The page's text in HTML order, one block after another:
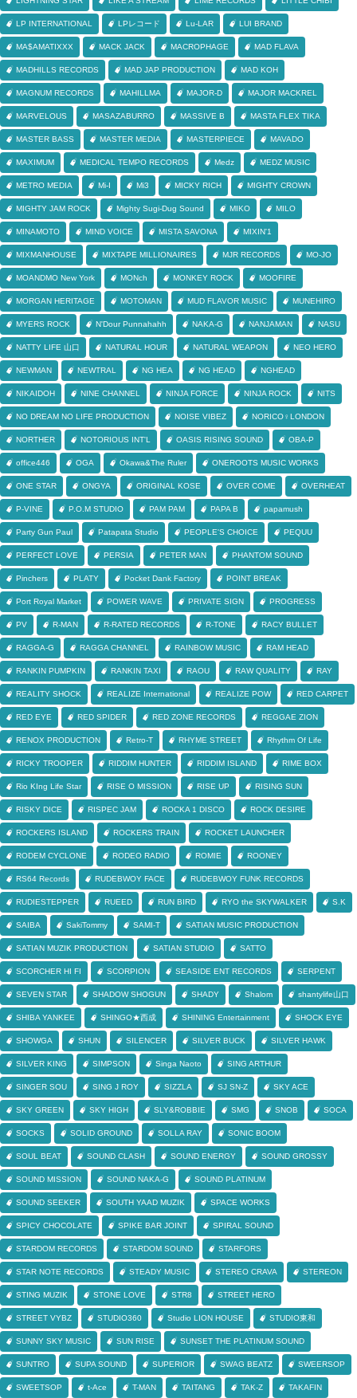
LP INTERNATIONAL LPレコード Lu-LAR LUI BRAND
MA$AMATIXXX MACK JACK MACROPHAGE MAD FLAVA
MADHILLS RECORDS MAD JAP PRODUCTION MAD KOH
MAGNUM RECORDS MAHILLMA MAJOR-D MAJOR MACKREL
MARVELOUS MASAZABURRO MASSIVE B MASTA FLEX TIKA
MASTER BASS MASTER MEDIA MASTERPIECE MAVADO
MAXIMUM MEDICAL TEMPO RECORDS Medz MEDZ MUSIC
METRO MEDIA Mi-I Mi3 MICKY RICH MIGHTY CROWN
MIGHTY JAM ROCK Mighty Sugi-Dug Sound MIKO MILO
MINAMOTO MIND VOICE MISTA SAVONA MIXIN'1
MIXMANHOUSE MIXTAPE MILLIONAIRES MJR RECORDS MO-JO
MOANDMO New York MONch MONKEY ROCK MOOFIRE
MORGAN HERITAGE MOTOMAN MUD FLAVOR MUSIC MUNEHIRO
MYERS ROCK N'Dour Punnahahh NAKA-G NANJAMAN NASU
NATTY LIFE 山口 NATURAL HOUR NATURAL WEAPON NEO HERO
NEWMAN NEWTRAL NG HEA NG HEAD NGHEAD
NIKAIDOH NINE CHANNEL NINJA FORCE NINJA ROCK NITS
NO DREAM NO LIFE PRODUCTION NOISE VIBEZ NORICO♀LONDON
NORTHER NOTORIOUS INT'L OASIS RISING SOUND OBA-P
office446 OGA Okawa&The Ruler ONEROOTS MUSIC WORKS
ONE STAR ONGYA ORIGINAL KOSE OVER COME OVERHEAT
P-VINE P.O.M STUDIO PAM PAM PAPA B papamush
Party Gun Paul Patapata Studio PEOPLE'S CHOICE PEQUU
PERFECT LOVE PERSIA PETER MAN PHANTOM SOUND
Pinchers PLATY Pocket Dank Factory POINT BREAK
Port Royal Market POWER WAVE PRIVATE SIGN PROGRESS
PV R-MAN R-RATED RECORDS R-TONE RACY BULLET
RAGGA-G RAGGA CHANNEL RAINBOW MUSIC RAM HEAD
RANKIN PUMPKIN RANKIN TAXI RAOU RAW QUALITY RAY
REALITY SHOCK REALIZE International REALIZE POW RED CARPET
RED EYE RED SPIDER RED ZONE RECORDS REGGAE ZION
RENOX PRODUCTION Retro-T RHYME STREET Rhythm Of Life
RICKY TROOPER RIDDIM HUNTER RIDDIM ISLAND RIME BOX
Rio KIng Life Star RISE O MISSION RISE UP RISING SUN
RISKY DICE RISPEC JAM ROCKA 1 DISCO ROCK DESIRE
ROCKERS ISLAND ROCKERS TRAIN ROCKET LAUNCHER
RODEM CYCLONE RODEO RADIO ROMIE ROONEY
RS64 Records RUDEBWOY FACE RUDEBWOY FUNK RECORDS
RUDIESTEPPER RUEED RUN BIRD RYO the SKYWALKER S.K
SAIBA SakiTommy SAMI-T SATIAN MUSIC PRODUCTION
SATIAN MUZIK PRODUCTION SATIAN STUDIO SATTO
SCORCHER HI FI SCORPION SEASIDE ENT RECORDS SERPENT
SEVEN STAR SHADOW SHOGUN SHADY Shalom shantylife山口
SHIBA YANKEE SHINGO★西成 SHINING Entertainment SHOCK EYE
SHOWGA SHUN SILENCER SILVER BUCK SILVER HAWK
SILVER KING SIMPSON Singa Naoto SING ARTHUR
SINGER SOU SING J ROY SIZZLA SJ SN-Z SKY ACE
SKY GREEN SKY HIGH SLY&ROBBIE SMG SNOB SOCA
SOCKS SOLID GROUND SOLLA RAY SONIC BOOM
SOUL BEAT SOUND CLASH SOUND ENERGY SOUND GROSSY
SOUND MISSION SOUND NAKA-G SOUND PLATINUM
SOUND SEEKER SOUTH YAAD MUZIK SPACE WORKS
SPICY CHOCOLATE SPIKE BAR JOINT SPIRAL SOUND
STARDOM RECORDS STARDOM SOUND STARFORS
STAR NOTE RECORDS STEADY MUSIC STEREO CRAVA STEREON
STING MUZIK STONE LOVE STR8 STREET HERO
STREET VYBZ STUDIO360 Studio LION HOUSE STUDIO東和
SUNNY SKY MUSIC SUN RISE SUNSET THE PLATINUM SOUND
SUNTRO SUPA SOUND SUPERIOR SWAG BEATZ SWEERSOP
SWEETSOP t-Ace T-MAN TAITANG TAK-Z TAKAFIN